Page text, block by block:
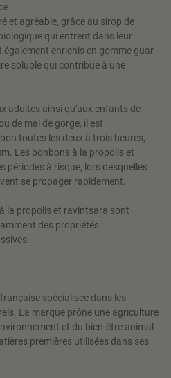
et agréable, grâce au sirop de
qui entrent dans leur
enrichis en gomme guar
soluble qui contribue à une
adultes ainsi qu'aux enfants de
de mal de gorge, il est
toutes les deux à trois heures,
Les bonbons à la propolis et
périodes à risque, lors desquelles
se propager rapidement.
la propolis et ravintsara sont
des propriétés :
spécialisée dans les
La marque prône une agriculture
et du bien-être animal
premières utilisées dans ses